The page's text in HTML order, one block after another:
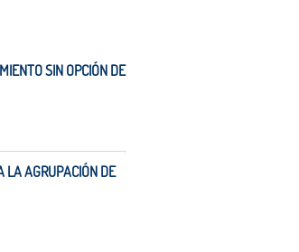
SIN OPCIÓN DE
LA AGRUPACIÓN DE